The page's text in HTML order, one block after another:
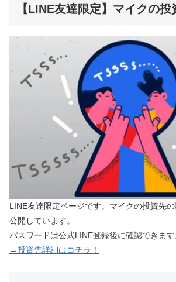
【LINE友達限定】マイクの投
LINE友達限定ページです。マイクの投資先
公開しています。
パスワードは公式LINE登録後に確認できます
→投資先詳細はコチラ！